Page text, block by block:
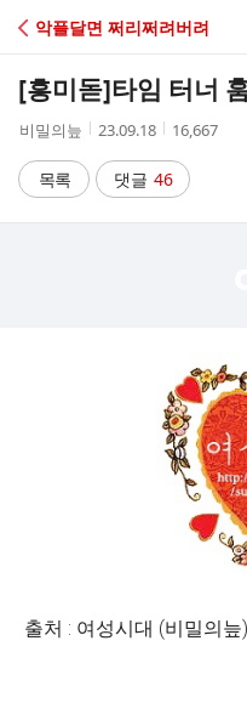
C
A
악플달면 쩌리쩌려버려
[흥미돋]타임 터너
작
자
비밀의늪
작
시
간
23.09.18
조
수
16,667
목록 댓글 46
출처 : 여성시대 (비밀의늪)